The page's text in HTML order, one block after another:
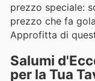
prezzo speciale:
prezzo che fa
Approfitta di
Salumi
per la Tua